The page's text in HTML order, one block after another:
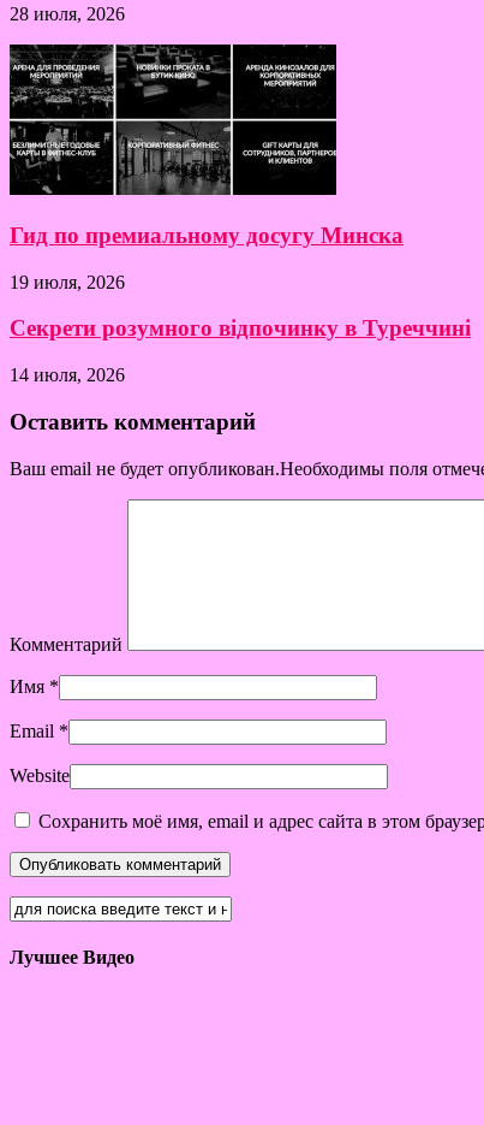
28 июля, 2026
Гид по премиальному досугу Минска
19 июля, 2026
Секрети розумного відпочинку в Туреччині
14 июля, 2026
Оставить комментарий
Ваш email не будет опубликован.Необходимы поля
Комментарий
Имя *
Email *
Website
Сохранить моё имя, email и адрес сайта в этом
Лучшее Видео